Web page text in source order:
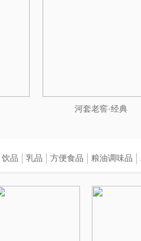
河套老窖·经典
饮品 乳品 方便食品 粮油调味品